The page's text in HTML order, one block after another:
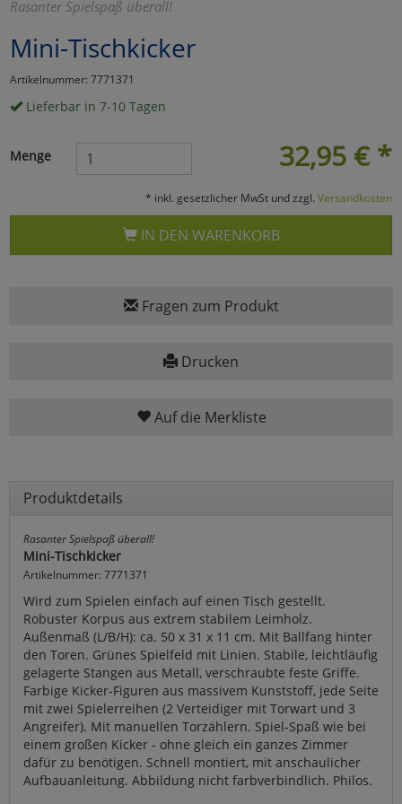
Rasanter Spielspaß überall!
Mini-Tischkicker
Artikelnummer: 7771371
Lieferbar in 7-10 Tagen
32,95 € *
Menge
* inkl. gesetzlicher MwSt und zzgl. Versandkosten
IN DEN WARENKORB
Fragen zum Produkt
Drucken
Auf die Merkliste
Produktdetails
Rasanter Spielspaß überall!
Mini-Tischkicker
Artikelnummer: 7771371
Wird zum Spielen einfach auf einen Tisch gestellt.
Robuster Korpus aus extrem stabilem Leimholz.
Außenmaß (L/B/H): ca. 50 x 31 x 11 cm. Mit Ballfang hinter
den Toren. Grünes Spielfeld mit Linien. Stabile, leichtläufig
gelagerte Stangen aus Metall, verschraubte feste Griffe.
Farbige Kicker-Figuren aus massivem Kunststoff, jede Seite
mit zwei Spielerreihen (2 Verteidiger mit Torwart und 3
Angreifer). Mit manuellen Torzählern. Spiel-Spaß wie bei
einem großen Kicker - ohne gleich ein ganzes Zimmer
dafür zu benötigen. Schnell montiert, mit anschaulicher
Aufbauanleitung. Abbildung nicht farbverbindlich. Philos.
Umfragetools
Cookies
Cookies
Einstellungen speichern
zurückzu Haupptseite